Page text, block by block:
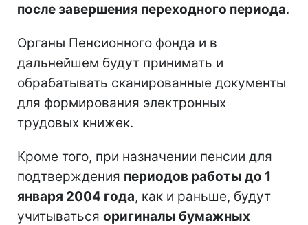
после завершения переходного периода.
Органы Пенсионного фонда и в
дальнейшем будут принимать и
обрабатывать сканированные документы
для формирования электронных
трудовых книжек.
Кроме того, при назначении пенсии для
подтверждения периодов работы до 1
января 2004 года, как и раньше, будут
учитываться оригиналы бумажных